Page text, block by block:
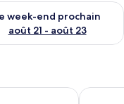
août 14 - août 16
week-end prochain
août 21 - août 23
la disponibilité pour
Culture Street)